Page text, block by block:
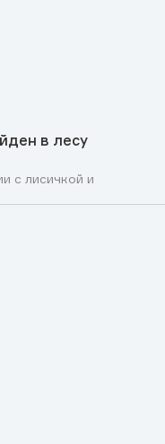
в лесу
с лисичкой и